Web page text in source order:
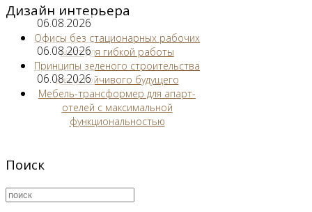
Дизайн интерьера
06.08.2026
Офисы без стационарных рабочих
мест для гибкой работы
06.08.2026
Принципы зеленого строительства
для устойчивого будущего
06.08.2026
Мебель-трансформер для апарт-
отелей с максимальной
функциональностью
Поиск